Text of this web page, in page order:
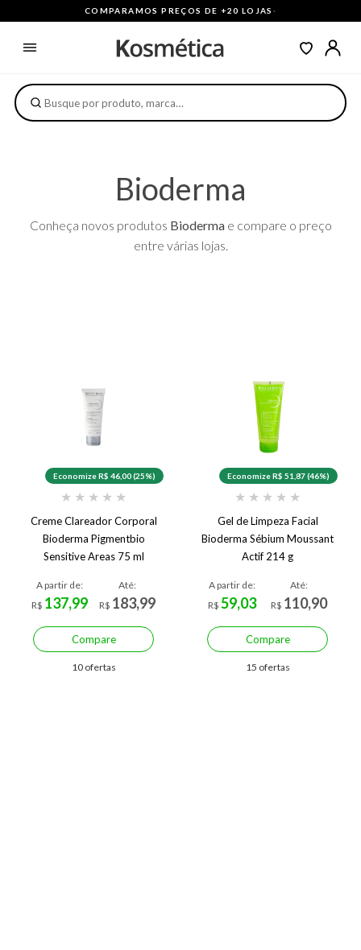
COMPARAMOS PREÇOS DE +20 LOJAS ·
Bioderma
Conheça novos produtos Biodermae compare o preço
entre várias lojas.
Economize R$ 46,00 (25%)
★ ★ ★ ★ ★
Creme Clareador Corporal
Bioderma Pigmentbio
Sensitive Areas 75 ml
A partir de:
R$ 137,99
Até:
R$ 183,99
Compare
10 ofertas
Economize R$ 51,87 (46%)
★ ★ ★ ★ ★
Gel de Limpeza Facial
Bioderma Sébium Moussant
Actif 214 g
A partir de:
R$ 59,03
Até:
R$ 110,90
Compare
15 ofertas